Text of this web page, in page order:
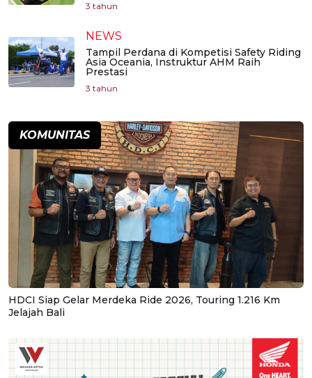
3 tahun
NEWS
Tampil Perdana di Kompetisi Safety Riding
Asia Oceania, Instruktur AHM Raih
Prestasi
3 tahun
KOMUNITAS
HDCI Siap Gelar Merdeka Ride 2026, Touring 1.216 Km
Jelajah Bali